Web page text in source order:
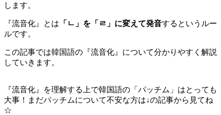
します。
『流音化』とは 「ㄴ」を「ㄹ」に変えて発音するというルー
ルです。
この記事では韓国語の『流音化』について分かりやすく解説
していきます。
『流音化』を理解する上で韓国語の「パッチム」はとっても
大事！まだパッチムについて不安な方は↓の記事から見てね
☆